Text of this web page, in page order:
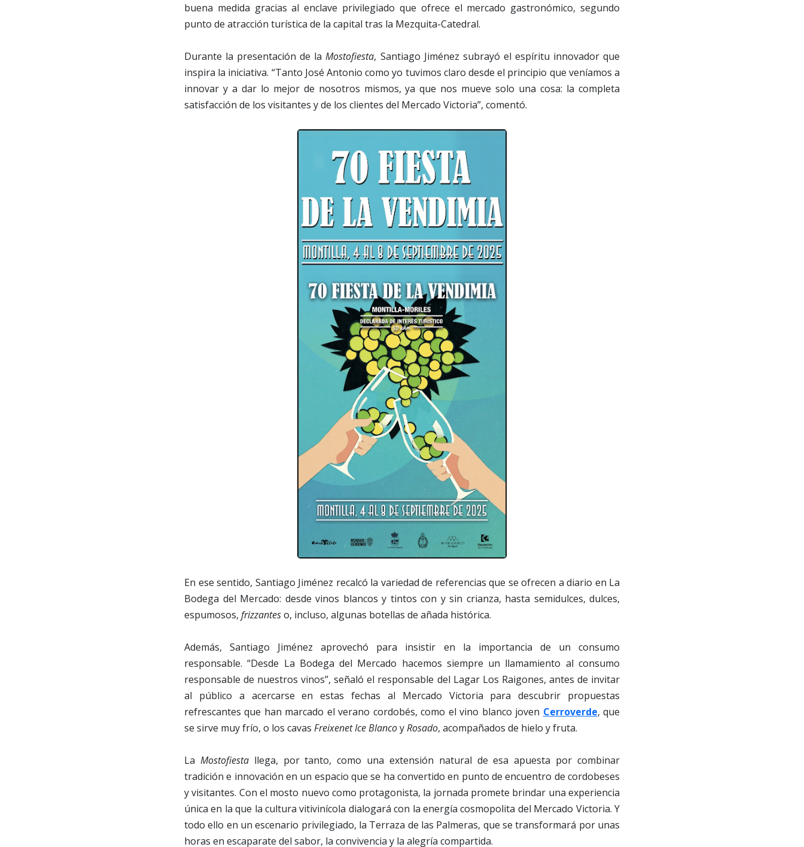
buena medida gracias al enclave privilegiado que ofrece el mercado gastronómico, segundo
punto de atracción turística de la capital tras la Mezquita-Catedral.
Durante la presentación de laMostofiesta, Santiago Jiménez subrayó el espíritu innovador que
inspira la iniciativa. “Tanto José Antonio como yo tuvimos claro desde el principio que veníamos a
innovar y a dar lo mejor de nosotros mismos, ya que nos mueve solo una cosa: la completa
satisfacción de los visitantes y de los clientes del Mercado Victoria”, comentó.
En ese sentido, Santiago Jiménez recalcó la variedad de referencias que se ofrecen a diario en La
Bodega del Mercado: desde vinos blancos y tintos con y sin crianza, hasta semidulces, dulces,
espumosos, frizzanteso, incluso, algunas botellas de añada histórica.
Además, Santiago Jiménez aprovechó para insistir en la importancia de un consumo
responsable. “Desde La Bodega del Mercado hacemos siempre un llamamiento al consumo
responsable de nuestros vinos”, señaló el responsable del Lagar Los Raigones, antes de invitar
al público a acercarse en estas fechas al Mercado Victoria para descubrir propuestas
refrescantes que han marcado el verano cordobés, como el vino blanco joven Cerroverde, que
se sirve muy frío, o los cavas Freixenet Ice BlancoyRosado, acompañados de hielo y fruta.
La Mostofiestallega, por tanto, como una extensión natural de esa apuesta por combinar
tradición e innovación en un espacio que se ha convertido en punto de encuentro de cordobeses
y visitantes. Con el mosto nuevo como protagonista, la jornada promete brindar una experiencia
única en la que la cultura vitivinícola dialogará con la energía cosmopolita del Mercado Victoria. Y
todo ello en un escenario privilegiado, la Terraza de las Palmeras, que se transformará por unas
horas en escaparate del sabor, la convivencia y la alegría compartida.